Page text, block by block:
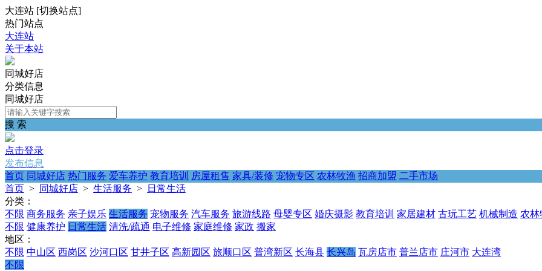
大连站 [切换站点]
热门站点
大连站
关于本站
同城好店
分类信息
同城好店
搜 索
点击登录
发布信息
首页 同城好店 热门服务 爱车养护 教育培训 房屋租售 家具/装修 宠物专区 农林牧渔 招商加盟 二手市场
首页 > 同城好店 > 生活服务 >
日常生活
分类：
不限 商务服务 亲子娱乐 生活服务 宠物服务 汽车服务 旅游线路 母婴专区 婚庆摄影 教育培训 家居建材 古玩工艺 机械制造 农林
不限 健康养护 日常生活 清洗/疏通 电子维修 家庭维修 家政 搬家
地区：
不限 中山区 西岗区 沙河口区 甘井子区 高新园区 旅顺口区 普湾新区 长海县 长兴岛 瓦房店市 普兰店市 庄河市 大连湾
不限